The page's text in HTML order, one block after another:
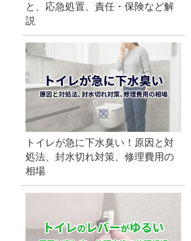
と、応急処置、責任・保険など解
説
トイレが急に下水臭い！原因と対
処法、封水切れ対策、修理費用の
相場